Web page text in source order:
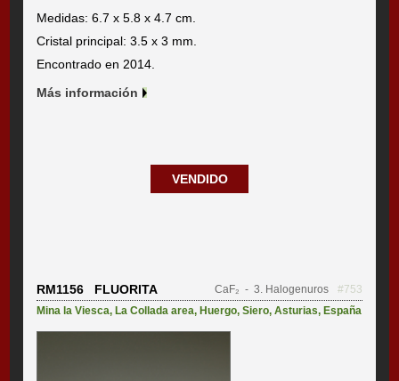
Medidas: 6.7 x 5.8 x 4.7 cm.
Cristal principal: 3.5 x 3 mm.
Encontrado en 2014.
Más información
VENDIDO
RM1156 FLUORITA CaF₂ - 3. Halogenuros
#753
Mina la Viesca, La Collada area, Huergo,Siero,Asturias, España